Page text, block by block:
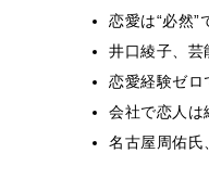
恋愛は“必然”
井口綾子、芸
恋愛経験ゼロ
会社で恋人は
名古屋周佑氏